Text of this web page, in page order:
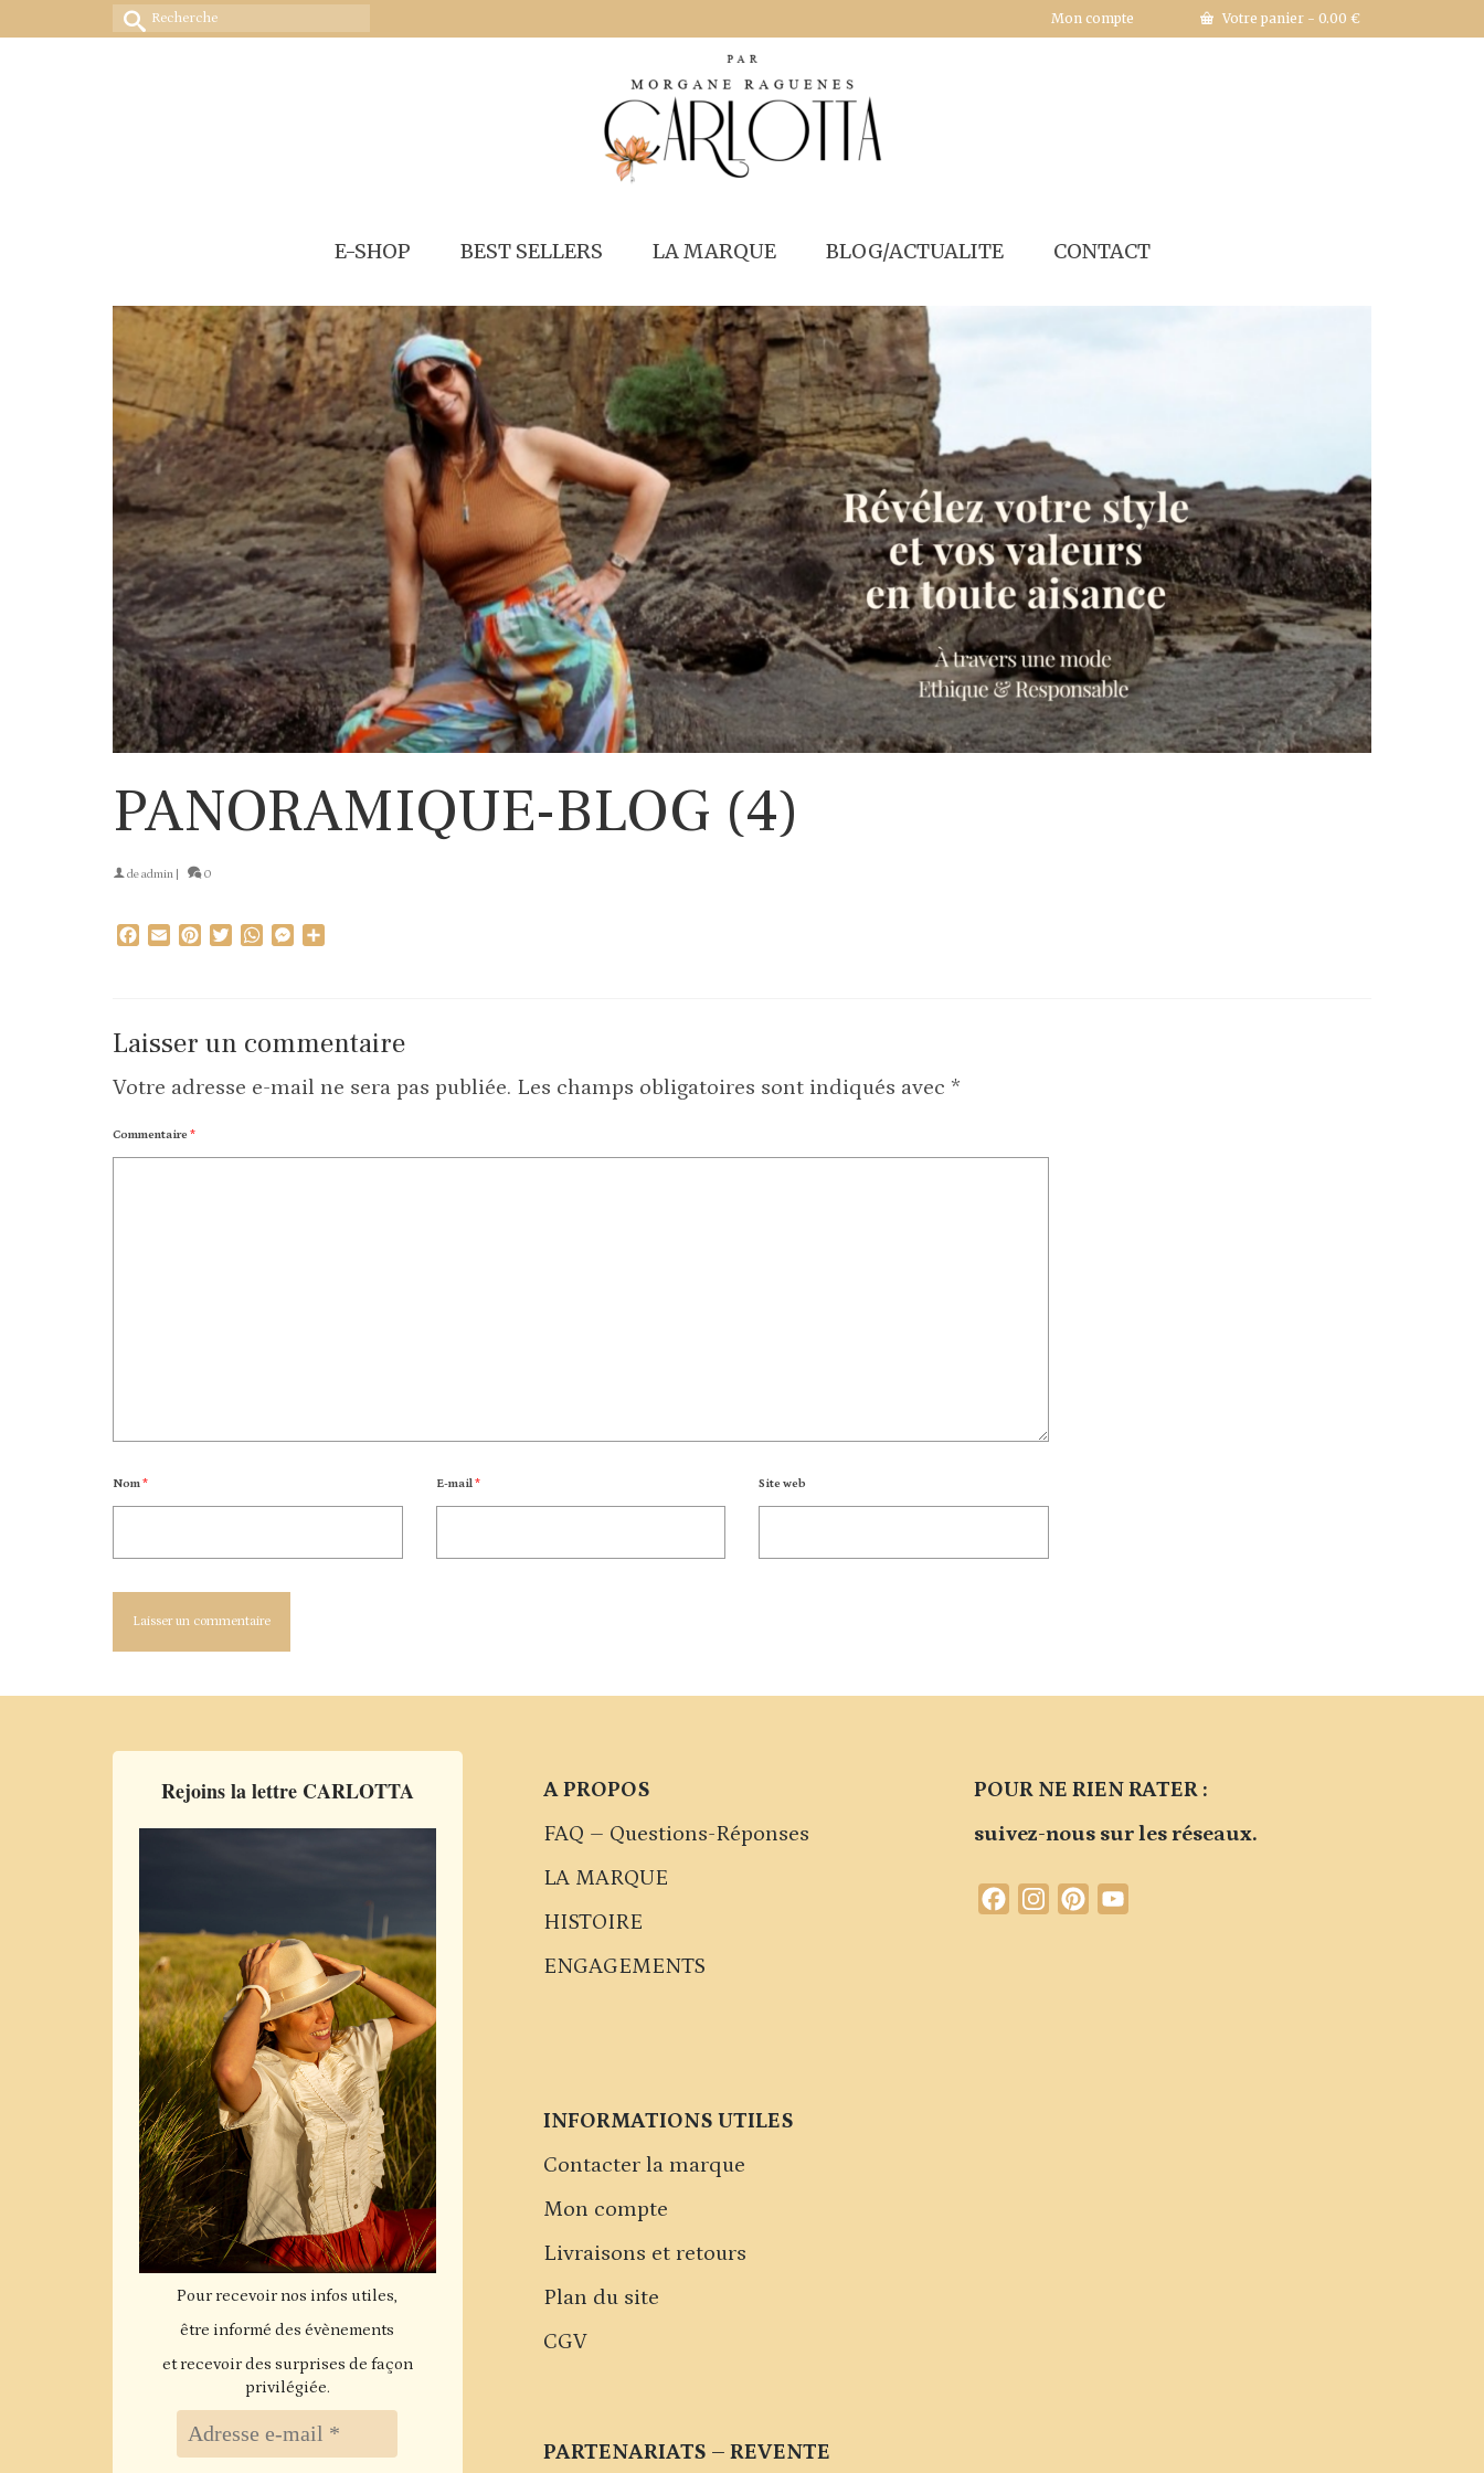
Mon compte Votre panier - 0.00 €
Rechercher :
E-SHOP BEST SELLERS LA MARQUE BLOG/ACTUALITE CONTACT
PANORAMIQUE-BLOG (4)
deadmin 0
Facebook
EmailPinterestTwitterWhatsAppMessenger
Laisser un commentaire
Votre adresse e-mail ne sera pas publiée. Les champs obligatoires sont indiqués avec *
Commentaire *
Nom* E-mail* Site web
Rejoins la lettre CARLOTTA
Pour recevoir nos infos utiles,
être informé des évènements
et recevoir des surprises de façon
privilégiée.
A PROPOS
FAQ – Questions-Réponses
LA MARQUE
HISTOIRE
ENGAGEMENTS
INFORMATIONS UTILES
Contacter la marque
Mon compte
Livraisons et retours
Plan du site
CGV
PARTENARIATS – REVENTE
POUR NE RIEN RATER :
suivez-nous sur les réseaux.
FacebookInstagramPinterest